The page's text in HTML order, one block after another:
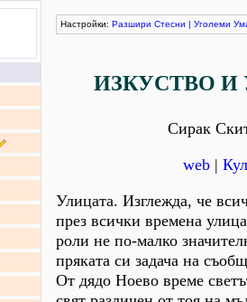
Настройки: Разшири Стесни | Уголеми
ИЗКУСТВО И
Сирак
web |
Улицата. Изглежда, че
през всички времена
роли не по-малко
пряката си задача на
От дядо Ноево време